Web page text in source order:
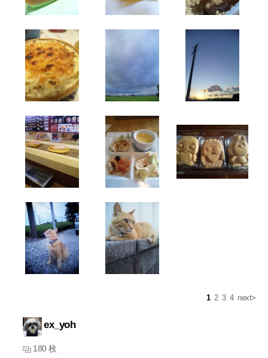
1 2 3 4 next>
ex_yoh
180 枚